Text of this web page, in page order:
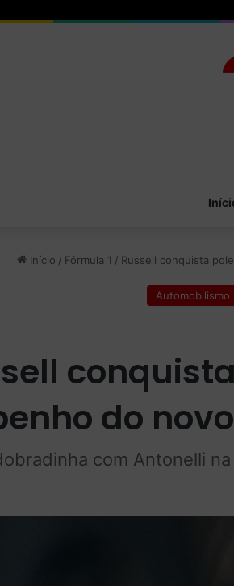
Início / Fórmula 1 / Russell conquista
Automobilismo
do
com Antonelli